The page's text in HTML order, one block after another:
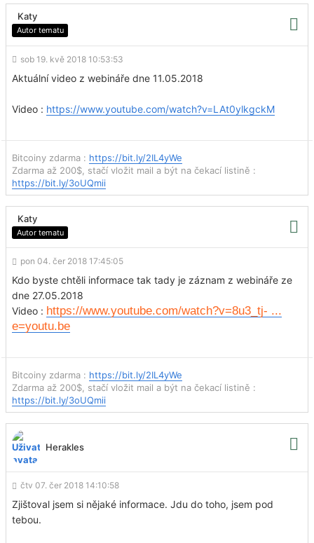
Katy
Autor tematu
sob 19. kvě 2018 10:53:53
Aktuální video z webináře dne 11.05.2018
Video : https://www.youtube.com/watch?v=LAt0ylkgckM
Bitcoiny zdarma : https://bit.ly/2IL4yWe
Zdarma až 200$, stačí vložit mail a být na čekací listině :
https://bit.ly/3oUQmii
Katy
Autor tematu
pon 04. čer 2018 17:45:05
Kdo byste chtěli informace tak tady je záznam z webináře ze
dne 27.05.2018
Video : https://www.youtube.com/watch?v=8u3_tj- ...
e=youtu.be
Bitcoiny zdarma : https://bit.ly/2IL4yWe
Zdarma až 200$, stačí vložit mail a být na čekací listině :
https://bit.ly/3oUQmii
Herakles
čtv 07. čer 2018 14:10:58
Zjištoval jsem si nějaké informace. Jdu do toho, jsem pod
tebou.